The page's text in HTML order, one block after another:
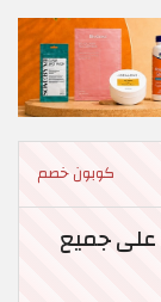
كوبون خصم
كارد 2026 | خصم 1% على جميع